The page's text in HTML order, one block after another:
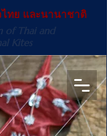
of Thai and
Kites
ทย และนานาชาติ